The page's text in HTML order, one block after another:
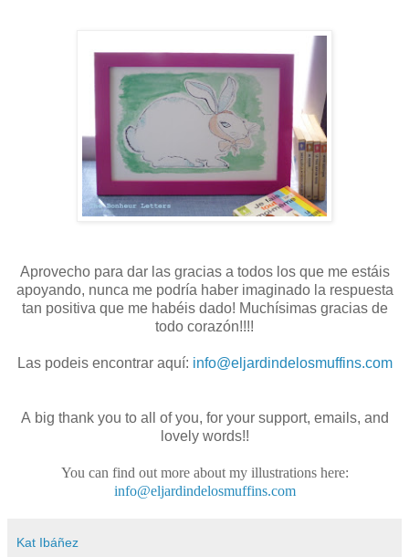
Aprovecho para dar las gracias a todos los que me estáis
apoyando, nunca me podría haber imaginado la respuesta
tan positiva que me habéis dado! Muchísimas gracias de
todo corazón!!!!
Las podeis encontrar aquí: info@eljardindelosmuffins.com
A big thank you to all of you, for your support, emails, and
lovely words!!
You can find out more about my illustrations here:
info@eljardindelosmuffins.com
Kat Ibáñez